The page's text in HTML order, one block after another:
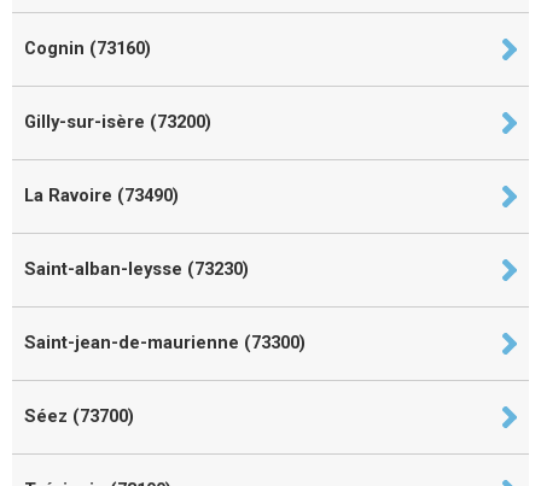
Cognin (73160)
Gilly-sur-isère (73200)
La Ravoire (73490)
Saint-alban-leysse (73230)
Saint-jean-de-maurienne (73300)
Séez (73700)